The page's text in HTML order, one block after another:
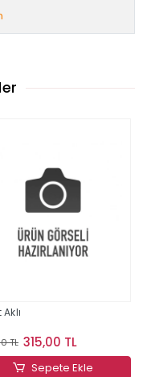
TL 315,00 TL
Sepete Ekle